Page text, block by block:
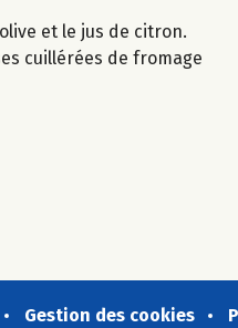
et le jus de citron.
cuillérées de fromage
Gestion des cookies